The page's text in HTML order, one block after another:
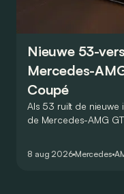
Nieuwe 53-
Mercedes-
Coupé
Als 53 ruilt de nieuwe
de Mercedes-AMG
8 aug 2026 Mercedes